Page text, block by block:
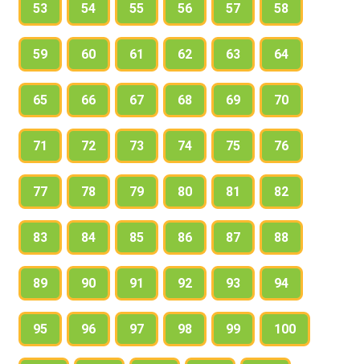
53 54 55 56 57 58
59 60 61 62 63 64
65 66 67 68 69 70
71 72 73 74 75 76
77 78 79 80 81 82
83 84 85 86 87 88
89 90 91 92 93 94
95 96 97 98 99 100